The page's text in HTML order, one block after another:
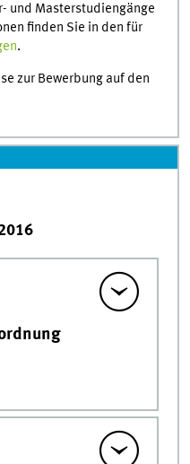
und Masterstudiengänge
finden Sie in den für
.
zur Bewerbung auf den